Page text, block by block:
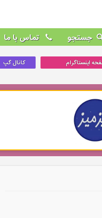
جستجو تماس با ما
اینستاگرام کانال گپ